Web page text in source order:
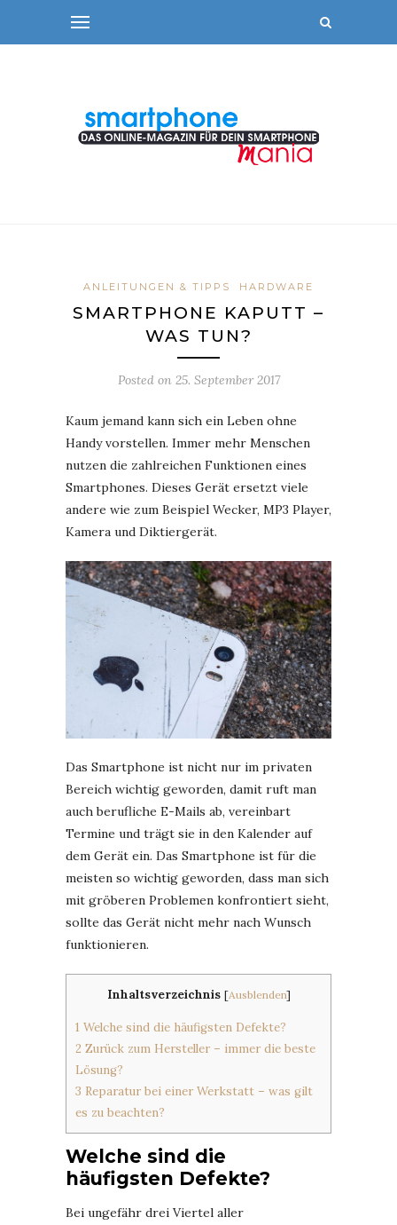
ANLEITUNGEN & TIPPS HARDWARE
SMARTPHONE KAPUTT –
WAS TUN?
Posted on 25. September 2017
Kaum jemand kann sich ein Leben ohne
Handy vorstellen. Immer mehr Menschen
nutzen die zahlreichen Funktionen eines
Smartphones. Dieses Gerät ersetzt viele
andere wie zum Beispiel Wecker, MP3 Player,
Kamera und Diktiergerät.
Das Smartphone ist nicht nur im privaten
Bereich wichtig geworden, damit ruft man
auch berufliche E-Mails ab, vereinbart
Termine und trägt sie in den Kalender auf
dem Gerät ein. Das Smartphone ist für die
meisten so wichtig geworden, dass man sich
mit gröberen Problemen konfrontiert sieht,
sollte das Gerät nicht mehr nach Wunsch
funktionieren.
Inhaltsverzeichnis [Ausblenden]
1 Welche sind die häufigsten Defekte?
2 Zurück zum Hersteller – immer die beste
Lösung?
3 Reparatur bei einer Werkstatt – was gilt
es zu beachten?
Welche sind die
häufigsten Defekte?
Bei ungefähr drei Viertel aller